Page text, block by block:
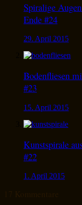
Spiralige
Ende #24
29. April 2015
Bodenfliesen
#23
15. April 2015
Kunstspirale
#22
1. April 2015